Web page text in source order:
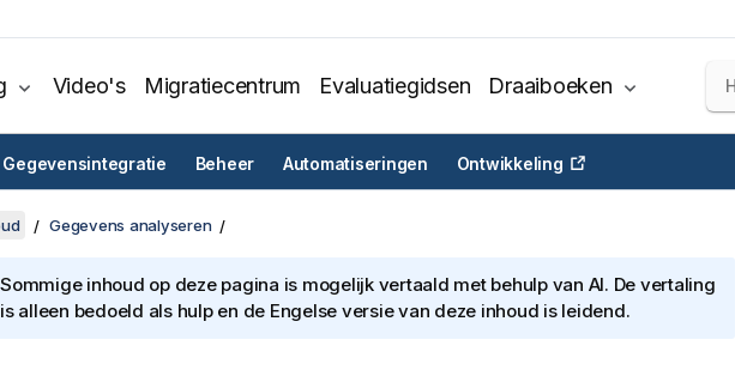
Video's Migratiecentrum Evaluatiegidsen Draaiboeken
Gegevensintegratie Beheer Automatiseringen Ontwikkeling
Gegevens analyseren
Sommige inhoud op deze pagina is mogelijk vertaald met behulp van AI. De vertaling
is alleen bedoeld als hulp en de Engelse versie van deze inhoud is leidend.